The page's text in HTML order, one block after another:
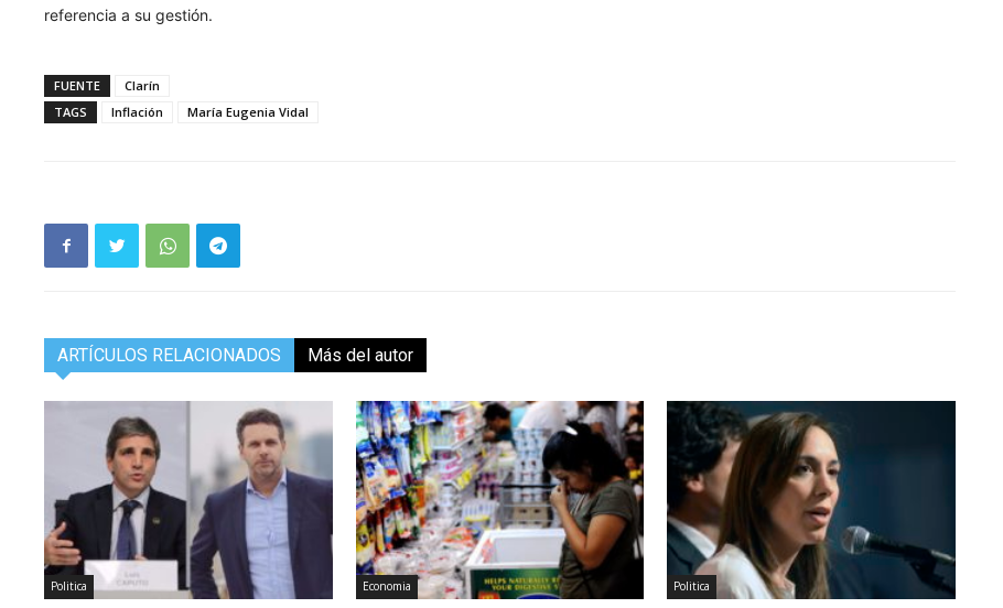
referencia a su gestión.
FUENTE
Clarín
TAGS
Inflación María Eugenia Vidal
ARTÍCULOS RELACIONADOS Más del autor
Politica Economia Politica